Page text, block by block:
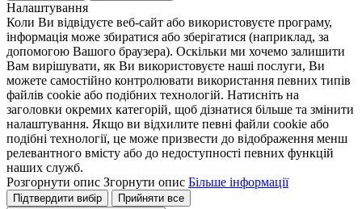
Налаштування
Коли Ви відвідуєте веб-сайт або використовуєте програму,
інформація може збиратися або зберігатися (наприклад, за
допомогою Вашого браузера). Оскільки ми хочемо залишити
Вам вирішувати, як Ви використовуєте наші послуги, Ви
можете самостійно контролювати використання певних типів
файлів cookie або подібних технологій. Натисніть на
заголовки окремих категорій, щоб дізнатися більше та змінити
налаштування. Якщо ви відхилите певні файли cookie або
подібні технології, це може призвести до відображення менш
релевантного вмісту або до недоступності певних функцій
наших служб.
Розгорнути опис Згорнути опис Більше інформації
Підтвердити вибір
Прийняти все